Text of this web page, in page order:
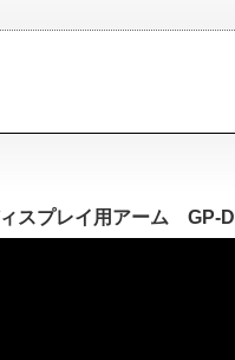
スプレイ用アーム GP-